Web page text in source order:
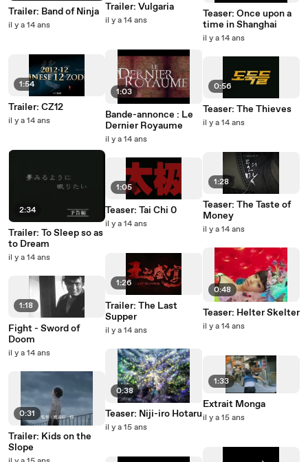
Trailer: Band of Ninja
il y a 14 ans
1:54
Trailer: CZ12
il y a 14 ans
2:34
Trailer: To Sleep so as
to Dream
il y a 14 ans
1:18
Fight - Sword of
Doom
il y a 14 ans
0:31
Trailer: Kids on the
Slope
Trailer: Vulgaria
il y a 14 ans
1:03
Bande-annonce : Le
Dernier Royaume
il y a 14 ans
1:05
Teaser: Tai Chi 0
il y a 14 ans
1:26
Trailer: The Last
Supper
il y a 14 ans
0:38
Teaser: Niji-iro Hotaru
il y a 15 ans
Teaser: Once upon a
time in Shanghai
il y a 14 ans
0:56
Teaser: The Thieves
il y a 14 ans
1:28
Teaser: The Taste of
Money
il y a 14 ans
0:48
Teaser: Helter Skelter
il y a 14 ans
1:33
Extrait Monga
il y a 15 ans